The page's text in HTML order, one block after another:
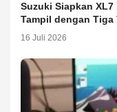
Suzuki Siapkan
Tampil dengan Tiga
16 Juli 2026